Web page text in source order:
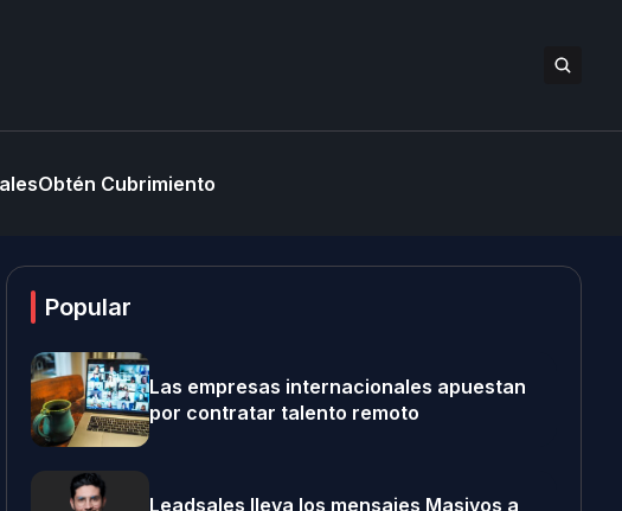
Obtén Cubrimiento
Popular
Las empresas internacionales apuestan
por contratar talento remoto
Leadsales lleva los mensajes Masivos a